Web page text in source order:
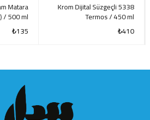
5338 Krom Dijital Süzgeçli
Termos / 450 ml
₺410
Matara
/ 500 ml
₺135